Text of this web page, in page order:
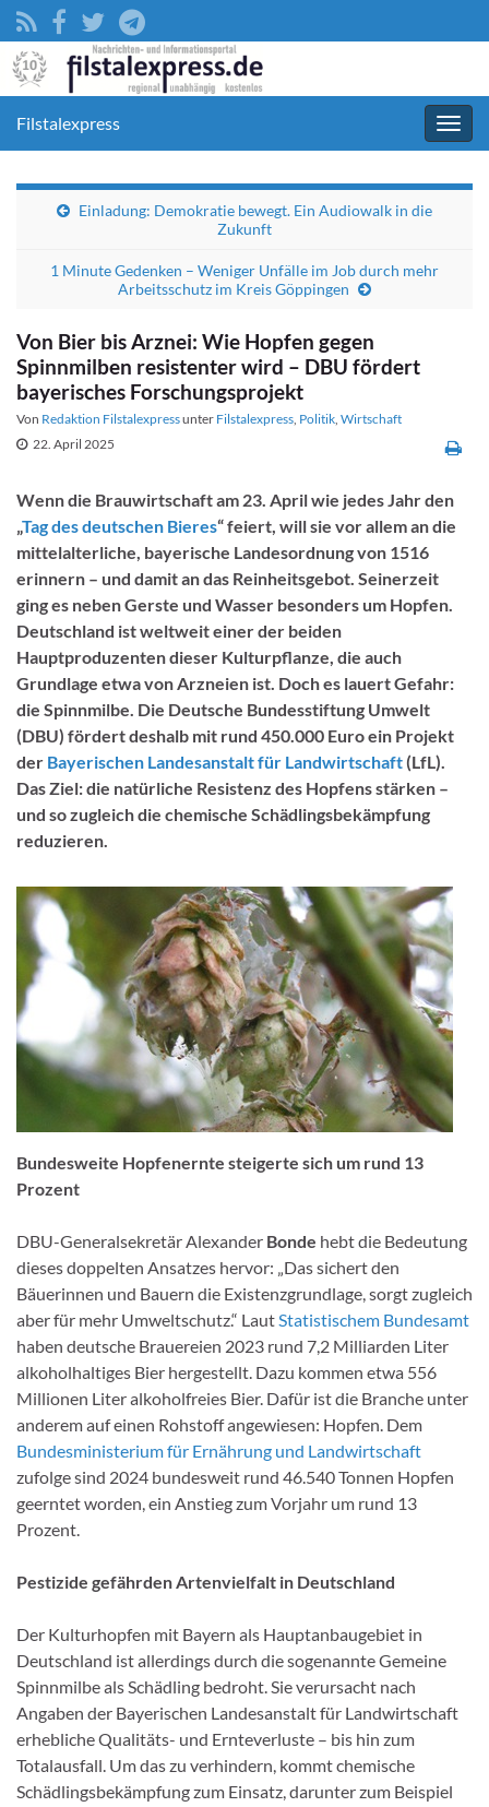
Filstalexpress
Einladung: Demokratie bewegt. Ein Audiowalk in die
Zukunft
1 Minute Gedenken – Weniger Unfälle im Job durch mehr
Arbeitsschutz im Kreis Göppingen
Von Bier bis Arznei: Wie Hopfen gegen
Spinnmilben resistenter wird – DBU fördert
bayerisches Forschungsprojekt
Von Redaktion Filstalexpressunter Filstalexpress, Politik, Wirtschaft
22. April 2025
Wenn die Brauwirtschaft am 23. April wie jedes Jahr den
„Tag des deutschen Bieres“ feiert, will sie vor allem an die
mittelalterliche, bayerische Landesordnung von 1516
erinnern – und damit an das Reinheitsgebot. Seinerzeit
ging es neben Gerste und Wasser besonders um Hopfen.
Deutschland ist weltweit einer der beiden
Hauptproduzenten dieser Kulturpflanze, die auch
Grundlage etwa von Arzneien ist. Doch es lauert Gefahr:
die Spinnmilbe. Die Deutsche Bundesstiftung Umwelt
(DBU) fördert deshalb mit rund 450.000 Euro ein Projekt
der Bayerischen Landesanstalt für Landwirtschaft (LfL).
Das Ziel: die natürliche Resistenz des Hopfens stärken –
und so zugleich die chemische Schädlingsbekämpfung
reduzieren.
Bundesweite Hopfenernte steigerte sich um rund 13
Prozent
DBU-Generalsekretär Alexander Bonde hebt die Bedeutung
dieses doppelten Ansatzes hervor: „Das sichert den
Bäuerinnen und Bauern die Existenzgrundlage, sorgt zugleich
aber für mehr Umweltschutz.“ LautStatistischem Bundesamt
haben deutsche Brauereien 2023 rund 7,2 Milliarden Liter
alkoholhaltiges Bier hergestellt. Dazu kommen etwa 556
Millionen Liter alkoholfreies Bier. Dafür ist die Branche unter
anderem auf einen Rohstoff angewiesen: Hopfen. Dem
Bundesministerium für Ernährung und Landwirtschaft
zufolge sind 2024 bundesweit rund 46.540 Tonnen Hopfen
geerntet worden, ein Anstieg zum Vorjahr um rund 13
Prozent.
Pestizide gefährden Artenvielfalt in Deutschland
Der Kulturhopfen mit Bayern als Hauptanbaugebiet in
Deutschland ist allerdings durch die sogenannte Gemeine
Spinnmilbe als Schädling bedroht. Sie verursacht nach
Angaben der Bayerischen Landesanstalt für Landwirtschaft
erhebliche Qualitäts- und Ernteverluste – bis hin zum
Totalausfall. Um das zu verhindern, kommt chemische
Schädlingsbekämpfung zum Einsatz, darunter zum Beispiel